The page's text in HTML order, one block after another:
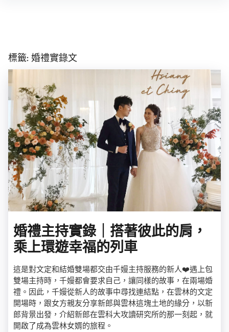
標籤: 婚禮實錄文
婚禮主持實錄｜搭著彼此的肩，
乘上環遊幸福的列車
這是對文定和結婚雙場都交由千嫚主持服務的新人❤️遇上包
雙場主持時，千嫚都會要求自己，讓同樣的故事，在兩場婚
禮。因此，千嫚從新人的故事中尋找連結點，在雲林的文定
開場時，跟女方親友分享新郎與雲林這塊土地的緣分，以新
郎背景出發，介紹新郎在雲科大攻讀研究所的那一刻起，就
開啟了成為雲林女婿的旅程。